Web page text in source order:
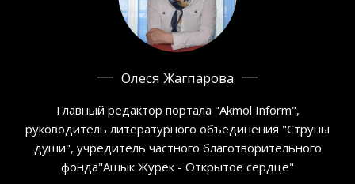
Олеся Жагпарова
Главный редактор портала "Akmol Inform",
руководитель литературного объединения "Струны
души", учредитель частного благотворительного
фонда"Ашык Журек - Открытое сердце"